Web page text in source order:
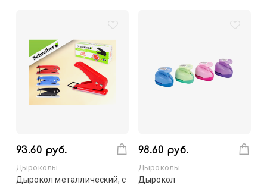
93.60 руб.
Дыроколы
Дырокол металлический, c
98.60 руб.
Дыроколы
Дырокол